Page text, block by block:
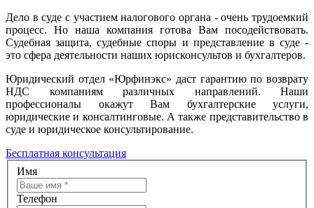
Дело в суде с участием налогового органа - очень трудоемкий
процесс. Но наша компания готова Вам посодействовать.
Судебная защита, судебные споры и представление в суде -
это сфера деятельности наших юрисконсультов и бухгалтеров.
Юридический отдел «Юрфинэкс» даст гарантию по возврату
НДС компаниям различных направлений. Наши
профессионалы окажут Вам бухгалтерские услуги,
юридические и консалтинговые. А также представительство в
суде и юридическое консультирование.
Бесплатная консультация
Имя
Телефон